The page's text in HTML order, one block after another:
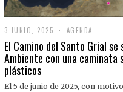
3 JUNIO, 2025
J
U
N
,
AGENDA
El Camino del Santo Grial
Ambiente con una caminata
plásticos
El 5 de junio de 2025, con